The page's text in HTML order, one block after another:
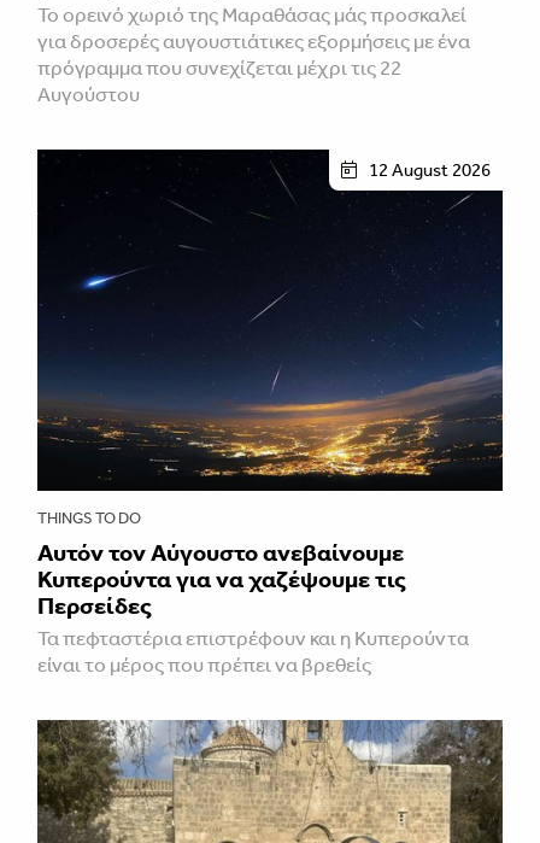
Το ορεινό χωριό της Μαραθάσας μάς προσκαλεί
για δροσερές αυγουστιάτικες εξορμήσεις με ένα
πρόγραμμα που συνεχίζεται μέχρι τις 22
Αυγούστου
12 August 2026
THINGS TO DO
Αυτόν τον Αύγουστο ανεβαίνουμε
Κυπερούντα για να χαζέψουμε τις
Περσείδες
Τα πεφταστέρια επιστρέφουν και η Κυπερούντα
είναι το μέρος που πρέπει να βρεθείς